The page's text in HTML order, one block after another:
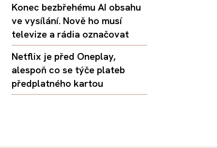
Konec bezbřehému AI obsahu
ve vysílání. Nově ho musí
televize a rádia označovat
Netflix je před Oneplay,
alespoň co se týče plateb
předplatného kartou